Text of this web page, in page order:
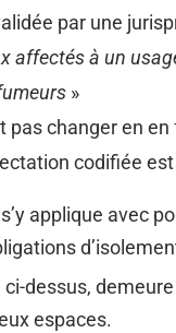
par une
affectés à un
»
changer en
codifiée
applique avec
dessus,
espaces.